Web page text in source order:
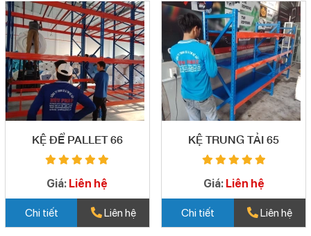
KỆ ĐỂ PALLET 66
Giá: Liên hệ
Chi tiết Liên hệ
KỆ TRUNG TẢI 65
Giá: Liên hệ
Chi tiết Liên hệ